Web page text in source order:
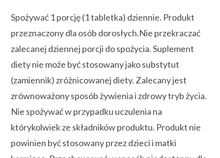
Spożywać 1 porcję (1 tabletka) dziennie. Produkt
przeznaczony dla osób dorosłych.Nie przekraczać
zalecanej dziennej porcji do spożycia. Suplement
diety nie może być stosowany jako substytut
(zamiennik) zróżnicowanej diety. Zalecany jest
zrównoważony sposób żywienia i zdrowy tryb życia.
Nie spożywać w przypadku uczulenia na
którykolwiek ze składników produktu. Produkt nie
powinien być stosowany przez dzieci i matki